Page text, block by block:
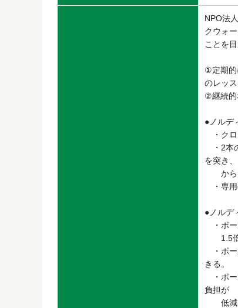
NPO法
クウォ
ことを
①定期的
のレッ
②継続的
●ノルデ
・クロ
・2本
を突き、
からだ
・専用
●ノルデ
・ポー
1.5倍
・ポー
きる。
・ポー
負担が
低減し